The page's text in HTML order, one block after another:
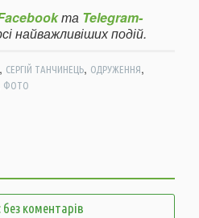
та Telegram-
найважливіших подій.
СЕРГІЙ ТАНЧИНЕЦЬ, ОДРУЖЕННЯ,
ФОТО
коментарів